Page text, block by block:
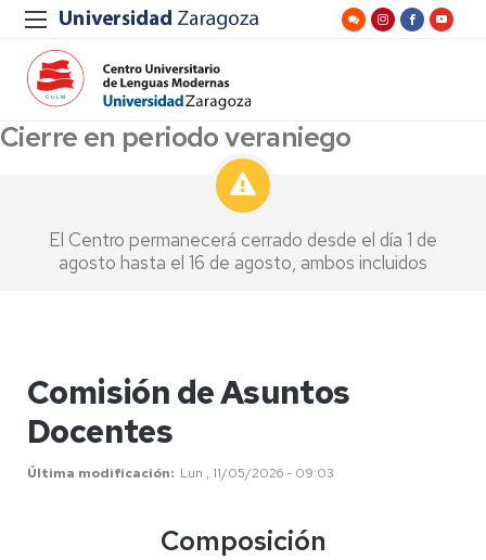
Cierre en periodo veraniego
El Centro permanecerá cerrado desde el día 1 de
agosto hasta el 16 de agosto, ambos incluidos
Comisión de Asuntos
Docentes
Última modificación Lun , 11/05/2026 - 09:03
Composición